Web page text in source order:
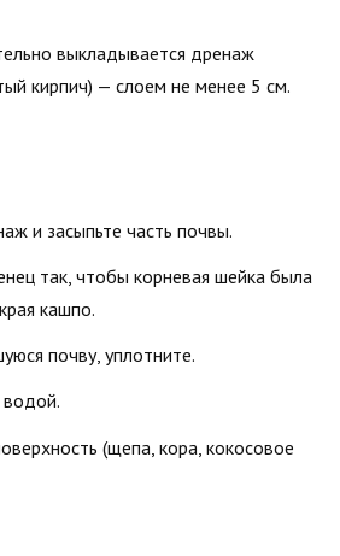
выкладывается дренаж
кирпич) — слоем не менее 5 см.
и засыпьте часть почвы.
так, чтобы корневая шейка была
кашпо.
почву, уплотните.
(щепа, кора, кокосовое